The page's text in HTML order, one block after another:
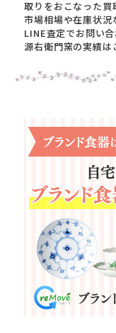
取りをおこなった買
市場相場や在庫状況
LINE査定でお問い合
源右衛門窯の実績は